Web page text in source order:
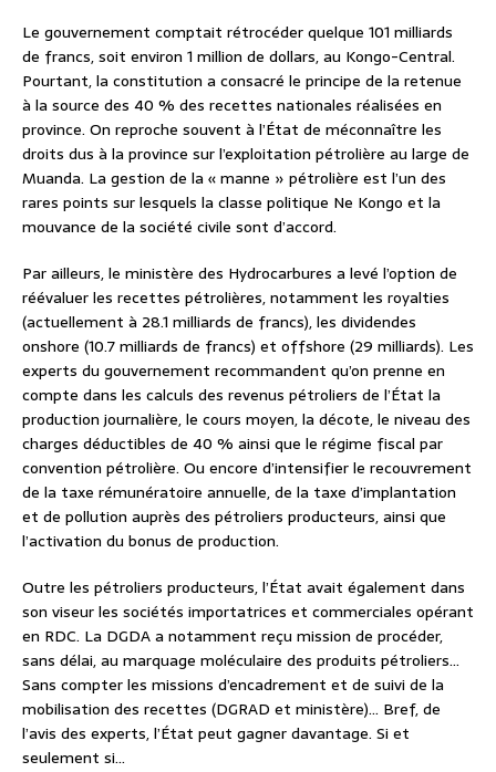
Le gouvernement comptait rétrocéder quelque 101 milliards
de francs, soit environ 1 million de dollars, au Kongo-Central.
Pourtant, la constitution a consacré le principe de la retenue
à la source des 40 % des recettes nationales réalisées en
province. On reproche souvent à l’État de méconnaître les
droits dus à la province sur l’exploitation pétrolière au large de
Muanda. La gestion de la « manne » pétrolière est l’un des
rares points sur lesquels la classe politique Ne Kongo et la
mouvance de la société civile sont d’accord.
Par ailleurs, le ministère des Hydrocarbures a levé l’option de
réévaluer les recettes pétrolières, notamment les royalties
(actuellement à 28.1 milliards de francs), les dividendes
onshore (10.7 milliards de francs) et offshore (29 milliards). Les
experts du gouvernement recommandent qu’on prenne en
compte dans les calculs des revenus pétroliers de l’État la
production journalière, le cours moyen, la décote, le niveau des
charges déductibles de 40 % ainsi que le régime fiscal par
convention pétrolière. Ou encore d’intensifier le recouvrement
de la taxe rémunératoire annuelle, de la taxe d’implantation
et de pollution auprès des pétroliers producteurs, ainsi que
l’activation du bonus de production.
Outre les pétroliers producteurs, l’État avait également dans
son viseur les sociétés importatrices et commerciales opérant
en RDC. La DGDA a notamment reçu mission de procéder,
sans délai, au marquage moléculaire des produits pétroliers…
Sans compter les missions d’encadrement et de suivi de la
mobilisation des recettes (DGRAD et ministère)… Bref, de
l’avis des experts, l’État peut gagner davantage. Si et
seulement si…